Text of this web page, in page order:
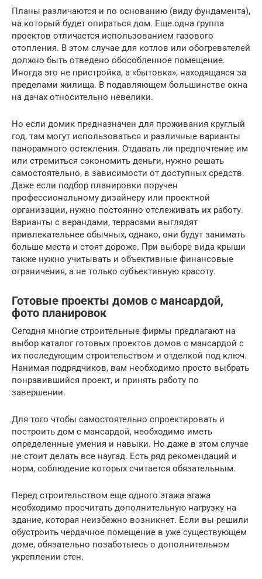
Планы различаются и по основанию (виду фундамента),
на который будет опираться дом. Еще одна группа
проектов отличается использованием газового
отопления. В этом случае для котлов или обогревателей
должно быть отведено обособленное помещение.
Иногда это не пристройка, а «бытовка», находящаяся за
пределами жилища. В подавляющем большинстве окна
на дачах относительно невелики.
Но если домик предназначен для проживания круглый
год, там могут использоваться и различные варианты
панорамного остекления. Отдавать ли предпочтение им
или стремиться сэкономить деньги, нужно решать
самостоятельно, в зависимости от доступных средств.
Даже если подбор планировки поручен
профессиональному дизайнеру или проектной
организации, нужно постоянно отслеживать их работу.
Варианты с верандами, террасами выглядят
привлекательнее обычных, однако, они будут занимать
больше места и стоят дороже. При выборе вида крыши
также нужно учитывать и объективные финансовые
ограничения, а не только субъективную красоту.
Готовые проекты домов с мансардой,
фото планировок
Сегодня многие строительные фирмы предлагают на
выбор каталог готовых проектов домов с мансардой с
их последующим строительством и отделкой под ключ.
Нанимая подрядчиков, вам необходимо просто выбрать
понравившийся проект, и принять работу по
завершении.
Для того чтобы самостоятельно спроектировать и
построить дом с мансардой, необходимо иметь
определенные умения и навыки. Но даже в этом случае
не стоит делать все наугад. Есть ряд рекомендаций и
норм, соблюдение которых считается обязательным.
Перед строительством еще одного этажа этажа
необходимо просчитать дополнительную нагрузку на
здание, которая неизбежно возникнет. Если вы решили
обустроить чердачное помещение в уже существующем
доме, обязательно позаботьтесь о дополнительном
укреплении стен.